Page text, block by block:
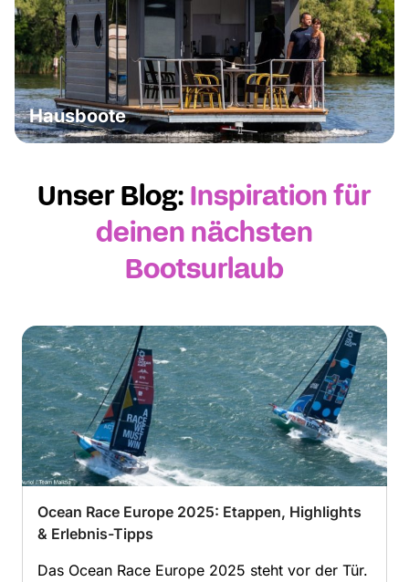
Hausboote
Unser Blog: Inspiration für
deinen nächsten
Bootsurlaub
Ocean Race Europe 2025: Etappen, Highlights
& Erlebnis-Tipps
Das Ocean Race Europe 2025 steht vor der Tür.